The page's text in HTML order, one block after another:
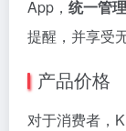
App， 统一管
提醒，并享受
产品价格
对于消费者，